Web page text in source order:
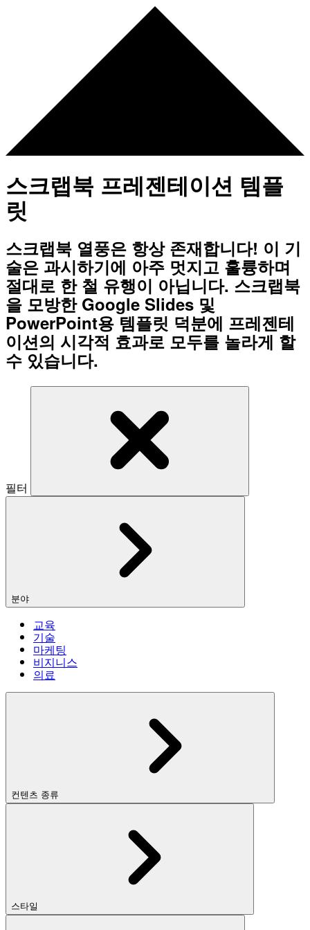
스크랩북 프레젠테이션 템플
릿
스크랩북 열풍은 항상 존재합니다! 이 기
술은 과시하기에 아주 멋지고 훌륭하며
절대로 한 철 유행이 아닙니다. 스크랩북
을 모방한 Google Slides 및
PowerPoint용 템플릿 덕분에 프레젠테
이션의 시각적 효과로 모두를 놀라게 할
수 있습니다.
필터
분야
교육
기술
마케팅
비지니스
의료
컨텐츠 종류
스타일